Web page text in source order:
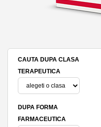
CAUTA DUPA CLASA
TERAPEUTICA
DUPA FORMA
FARMACEUTICA